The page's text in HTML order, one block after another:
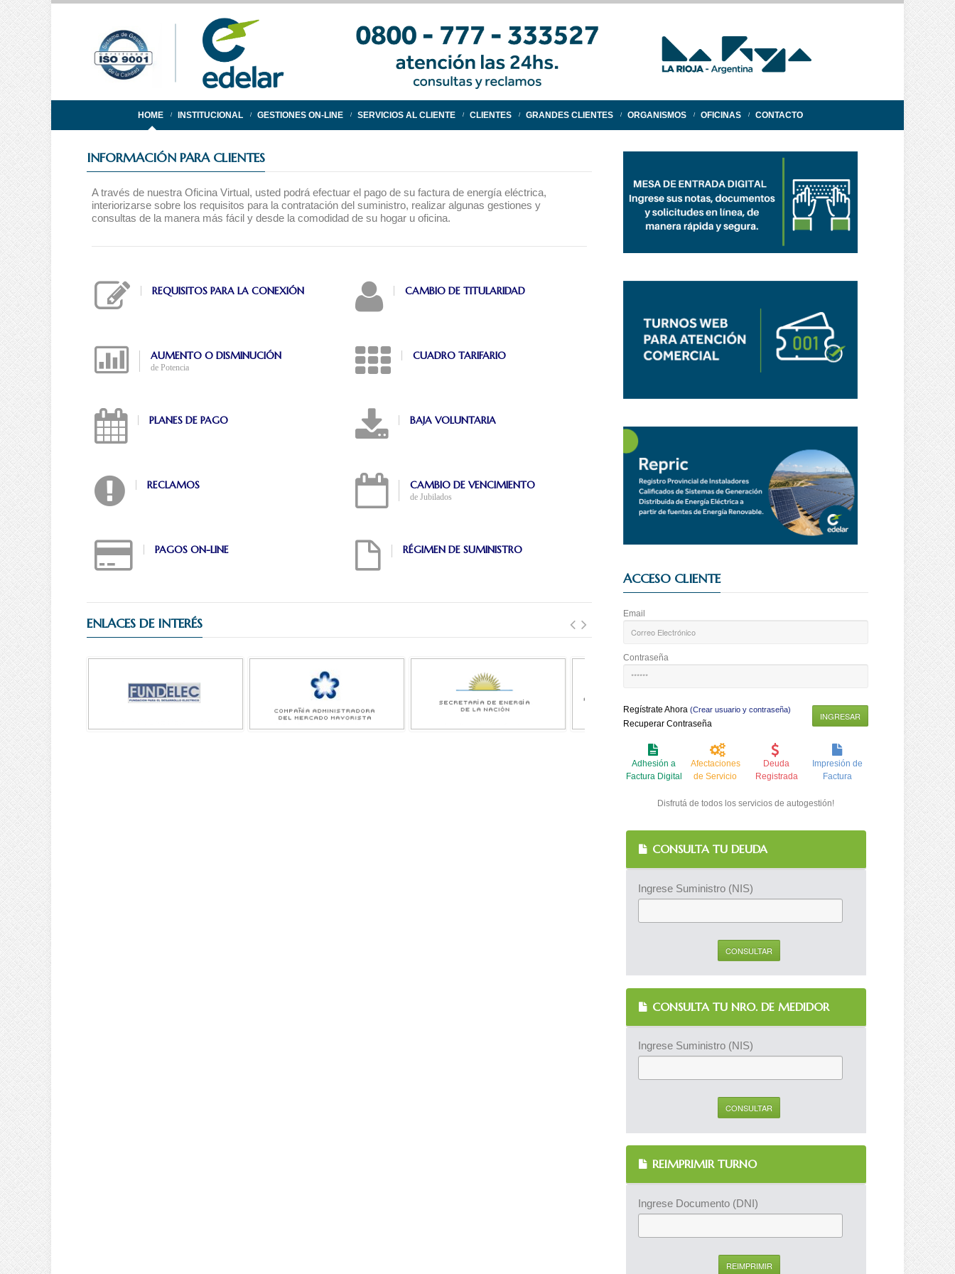
HOME INSTITUCIONAL GESTIONES ON-LINE SERVICIOS AL CLIENTE CLIENTES GRANDES CLIENTES ORGANISMOS OFICINAS CONTACTO
INFORMACIÓN PARA CLIENTES
A través de nuestra Oficina Virtual, usted podrá efectuar el pago de su factura de energía eléctrica,
interiorizarse sobre los requisitos para la contratación del suministro, realizar algunas gestiones y
consultas de la manera más fácil y desde la comodidad de su hogar u oficina.
REQUISITOS PARA LA CONEXIÓN CAMBIO DE TITULARIDAD
AUMENTO O DISMINUCIÓN
de Potencia
CUADRO TARIFARIO
PLANES DE PAGO BAJA VOLUNTARIA
RECLAMOS CAMBIO DE VENCIMIENTO
de Jubilados
PAGOS ON-LINE RÉGIMEN DE SUMINISTRO
ENLACES DE INTERÉS
ACCESO CLIENTE
Email
Contraseña
Regístrate Ahora(Crear usuario y contraseña)
Recuperar Contraseña
Adhesión a
Factura Digital
Afectaciones
de Servicio
Deuda
Registrada
Impresión de
Factura
Disfrutá de todos los servicios de autogestión!
CONSULTA TU DEUDA
Ingrese Suministro (NIS)
CONSULTA TU NRO. DE MEDIDOR
Ingrese Suministro (NIS)
REIMPRIMIR TURNO
Ingrese Documento (DNI)